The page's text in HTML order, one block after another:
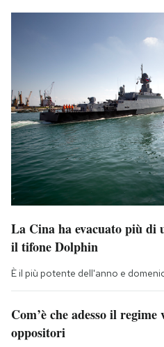
La Cina ha evacuato più di
il tifone Dolphin
È il più potente dell'anno e
Com’è che adesso il
oppositori